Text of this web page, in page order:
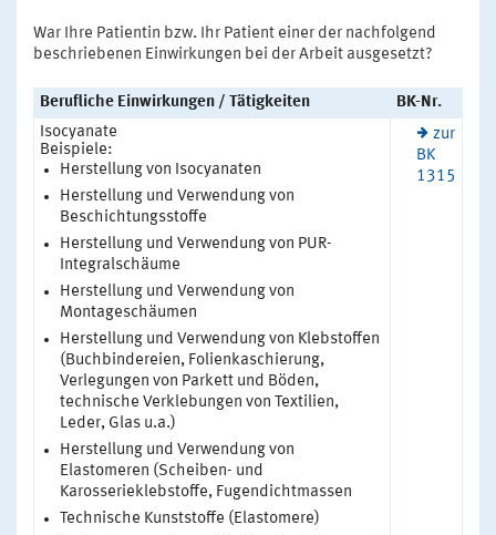
War Ihre Patientin bzw. Ihr Patient einer der nachfolgend
beschriebenen Einwirkungen bei der Arbeit ausgesetzt?
Berufliche Einwirkungen / Tätigkeiten
BK-Nr.
Isocyanate
Beispiele:
Herstellung von Isocyanaten
Herstellung und Verwendung von
Beschichtungsstoffe
Herstellung und Verwendung von PUR-
Integralschäume
Herstellung und Verwendung von
Montageschäumen
Herstellung und Verwendung von Klebstoffen
(Buchbindereien, Folienkaschierung,
Verlegungen von Parkett und Böden,
technische Verklebungen von Textilien,
Leder, Glas u.a.)
Herstellung und Verwendung von
Elastomeren (Scheiben- und
Karosserieklebstoffe, Fugendichtmassen
Technische Kunststoffe (Elastomere)
zur
BK
1315